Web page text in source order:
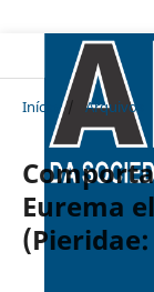
Início / Arquivos
Eurema